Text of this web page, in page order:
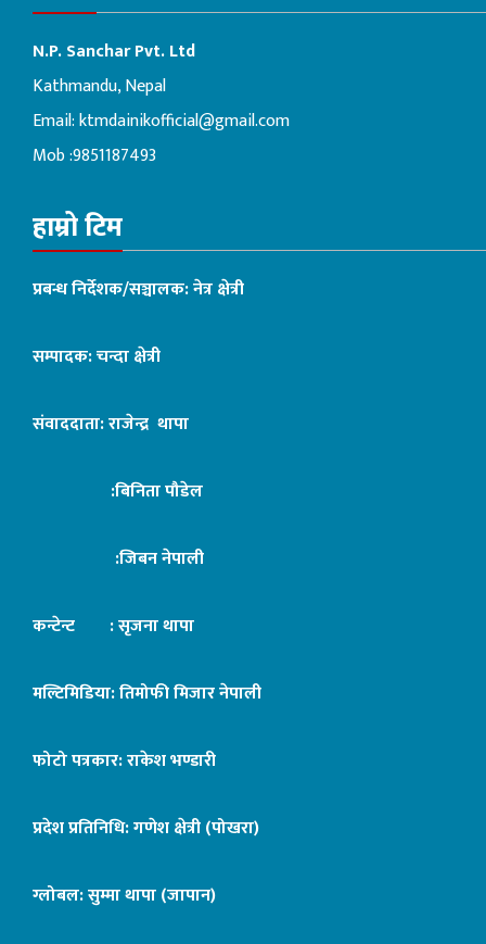
N.P. Sanchar Pvt. Ltd
Kathmandu, Nepal
Email:ktmdainikofficial@gmail.com
Mob :9851187493
हाम्रो टिम
प्रबन्ध निर्देशक/सञ्चालक: नेत्र क्षेत्री
सम्पादक: चन्दा क्षेत्री
संवाददाता: राजेन्द्र थापा
:बिनिता पौडेल
:जिबन नेपाली
कन्टेन्ट : सृजना थापा
मल्टिमिडिया: तिमोफी मिजार नेपाली
फोटो पत्रकार: राकेश भण्डारी
प्रदेश प्रतिनिधि: गणेश क्षेत्री (पोखरा)
ग्लोबल: सुम्मा थापा (जापान)